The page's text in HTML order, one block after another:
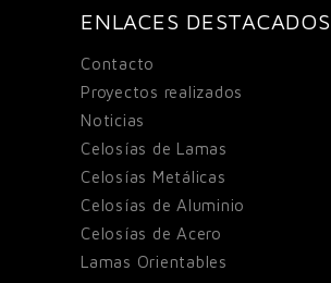
ENLACES DESTACADOS
Contacto
Proyectos realizados
Noticias
Celosías de Lamas
Celosías Metálicas
Celosías de Aluminio
Celosías de Acero
Lamas Orientables